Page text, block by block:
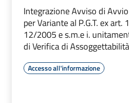
Integrazione Avviso di
per Variante al P.G.T. ex art.
12/2005 e s.m.e i.
di Verifica di
Accesso all'informazione